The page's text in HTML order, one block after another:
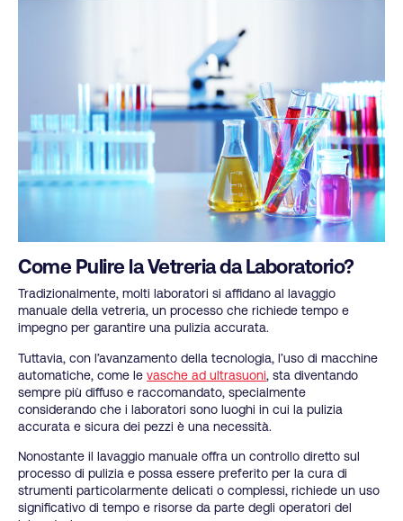
Come Pulire la Vetreria da Laboratorio?
Tradizionalmente, molti laboratori si affidano al lavaggio
manuale della vetreria, un processo che richiede tempo e
impegno per garantire una pulizia accurata.
Tuttavia, con l’avanzamento della tecnologia, l’uso di macchine
automatiche, come le vasche ad ultrasuoni, sta diventando
sempre più diffuso e raccomandato, specialmente
considerando che i laboratori sono luoghi in cui la pulizia
accurata e sicura dei pezzi è una necessità.
Nonostante il lavaggio manuale offra un controllo diretto sul
processo di pulizia e possa essere preferito per la cura di
strumenti particolarmente delicati o complessi, richiede un uso
significativo di tempo e risorse da parte degli operatori del